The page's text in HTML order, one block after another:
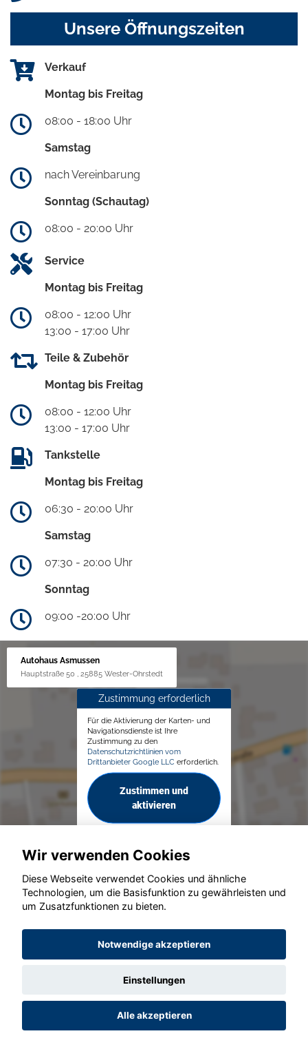
Unsere Öffnungszeiten
Verkauf
Montag bis Freitag
08:00 - 18:00 Uhr
Samstag
nach Vereinbarung
Sonntag (Schautag)
08:00 - 20:00 Uhr
Service
Montag bis Freitag
08:00 - 12:00 Uhr
13:00 - 17:00 Uhr
Teile & Zubehör
Montag bis Freitag
08:00 - 12:00 Uhr
13:00 - 17:00 Uhr
Tankstelle
Montag bis Freitag
06:30 - 20:00 Uhr
Samstag
07:30 - 20:00 Uhr
Sonntag
09:00 -20:00 Uhr
Autohaus Asmussen
Hauptstraße 50 , 25885 Wester-Ohrstedt
Zustimmung erforderlich
Für die Aktivierung der Karten- und
Navigationsdienste ist Ihre
Zustimmung zu den
Datenschutzrichtlinien vom
Drittanbieter Google LLC erforderlich.
Zustimmen und
aktivieren
© konjunkturmotor.de GmbH 2020 - 2026
Wir verwenden Cookies
Diese Webseite verwendet Cookies und ähnliche
Technologien, um die Basisfunktion zu gewährleisten und
um Zusatzfunktionen zu bieten.
Notwendige akzeptieren
Einstellungen
Alle akzeptieren